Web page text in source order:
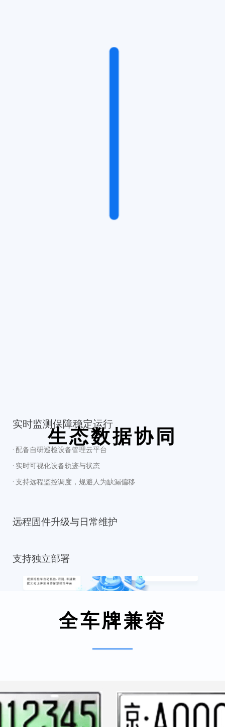
实时监测保障稳定运行
· 配备自研巡检设备管理云平台
· 实时可视化设备轨迹与状态
· 支持远程监控调度，规避人为缺漏偏移
远程固件升级与日常维护
支持独立部署
生态数据协同
全车牌兼容